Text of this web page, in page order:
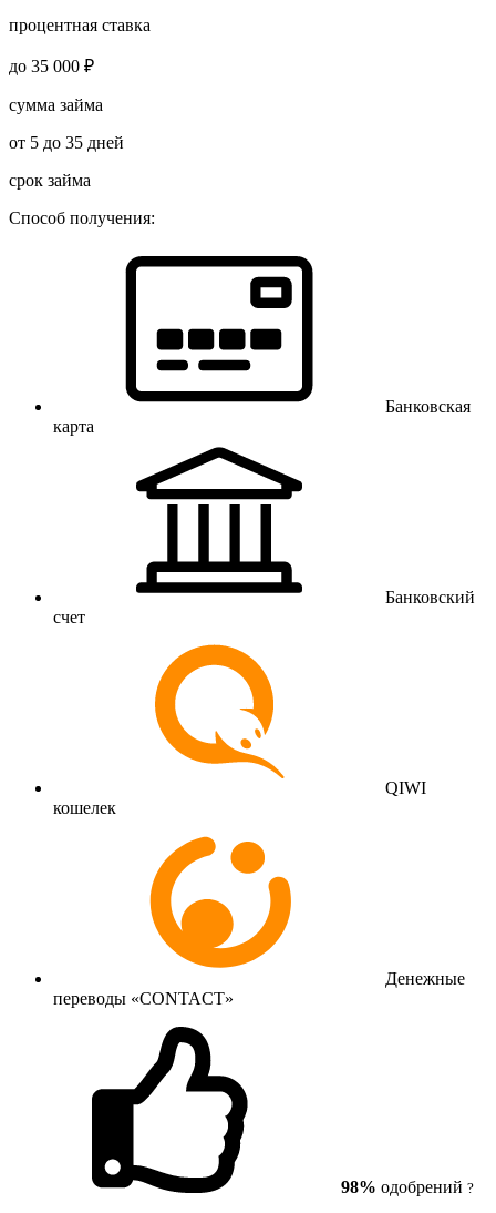
процентная ставка
до 35 000 ₽
сумма займа
от 5 до 35 дней
срок займа
Способ получения:
Банковская
карта
Банковский
счет
QIWI
кошелек
Денежные
переводы «CONTACT»
98% одобрений ?